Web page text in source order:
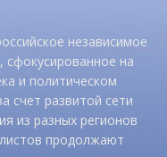
независимое
на
и политическом
счет развитой сети
из разных регионов
продолжают